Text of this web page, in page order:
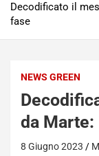
Decodificato il
fase
NEWS GREEN
da
8 Giugno 2023